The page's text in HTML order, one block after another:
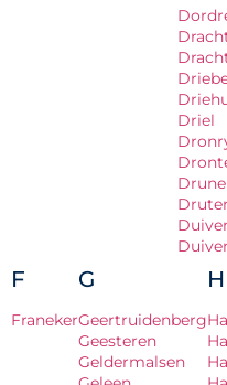
Driel
F
Franeker
G
Geertruidenberg
Geesteren
Geldermalsen
H